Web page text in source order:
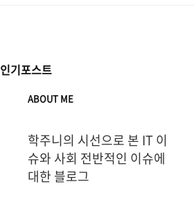
인기포스트
ABOUT ME
학주니의 시선으로 본 IT 이
슈와 사회 전반적인 이슈에
대한 블로그